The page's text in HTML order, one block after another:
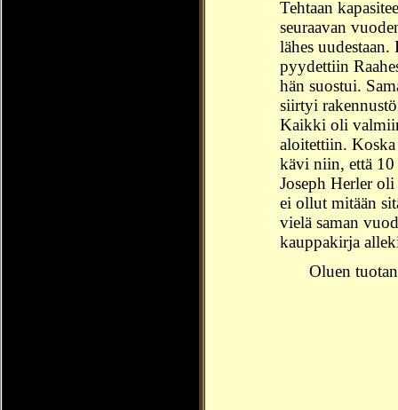
Tehtaan
seuraavan
lähes
pyydettiin
hän suostui.
siirtyi
Kaikki oli
aloitettiin.
kävi niin, että
Joseph Herler
ei ollut mitään
vielä saman
kauppakirja
Oluen